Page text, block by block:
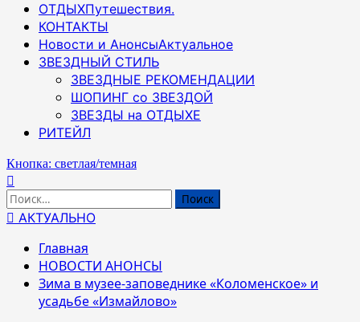
ОТДЫХПутешествия.
КОНТАКТЫ
Новости и АнонсыАктуальное
ЗВЕЗДНЫЙ СТИЛЬ
ЗВЕЗДНЫЕ РЕКОМЕНДАЦИИ
ШОПИНГ со ЗВЕЗДОЙ
ЗВЕЗДЫ на ОТДЫХЕ
РИТЕЙЛ
Кнопка: светлая/темная
Найти:
АКТУАЛЬНО
Главная
НОВОСТИ АНОНСЫ
Зима в музее-заповеднике «Коломенское» и
усадьбе «Измайлово»